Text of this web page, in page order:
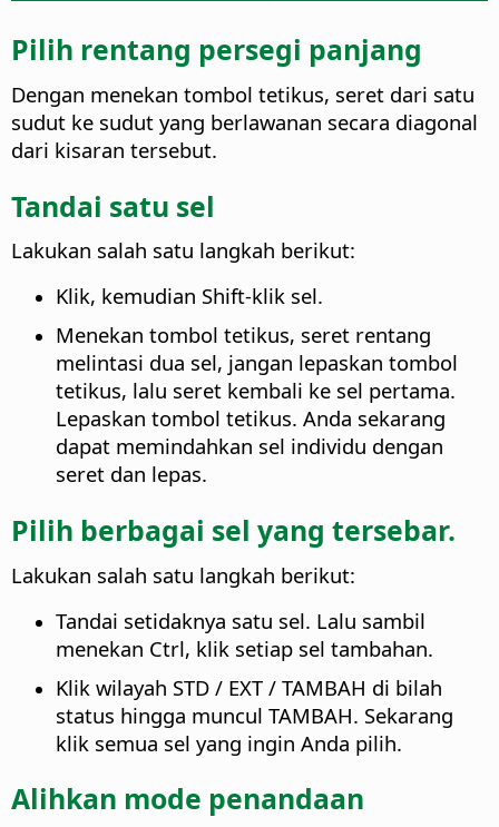
Pilih rentang persegi panjang
Dengan menekan tombol tetikus, seret dari satu
sudut ke sudut yang berlawanan secara diagonal
dari kisaran tersebut.
Tandai satu sel
Lakukan salah satu langkah berikut:
Klik, kemudian Shift-klik sel.
Menekan tombol tetikus, seret rentang
melintasi dua sel, jangan lepaskan tombol
tetikus, lalu seret kembali ke sel pertama.
Lepaskan tombol tetikus. Anda sekarang
dapat memindahkan sel individu dengan
seret dan lepas.
Pilih berbagai sel yang tersebar.
Lakukan salah satu langkah berikut:
Tandai setidaknya satu sel. Lalu sambil
menekan Ctrl, klik setiap sel tambahan.
Klik wilayah STD / EXT / TAMBAH di bilah
status hingga muncul TAMBAH. Sekarang
klik semua sel yang ingin Anda pilih.
Alihkan mode penandaan